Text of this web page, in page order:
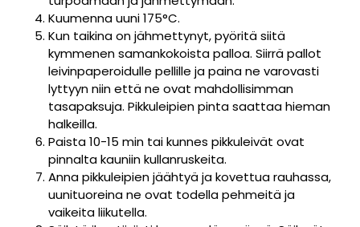
Kuumenna uuni 175°C.
Kun taikina on jähmettynyt, pyöritä siitä
kymmenen samankokoista palloa. Siirrä pallot
leivinpaperoidulle pellille ja paina ne varovasti
lyttyyn niin että ne ovat mahdollisimman
tasapaksuja. Pikkuleipien pinta saattaa hieman
halkeilla.
Paista 10-15 min tai kunnes pikkuleivät ovat
pinnalta kauniin kullanruskeita.
Anna pikkuleipien jäähtyä ja kovettua rauhassa,
uunituoreina ne ovat todella pehmeitä ja
vaikeita liikutella.